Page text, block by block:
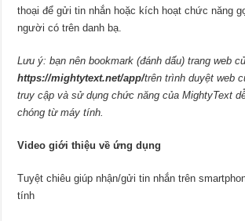
thoại để gửi tin nhắn hoặc kích hoạt chức năng
người có trên danh bạ.
Lưu ý: bạn nên bookmark (đánh dấu) trang web
https://mightytext.net/app/trên trình duyệt web
truy cập và sử dụng chức năng của MightyText
chóng từ máy tính.
Video giới thiệu về ứng dụng
Tuyệt chiêu giúp nhận/gửi tin nhắn trên
tính